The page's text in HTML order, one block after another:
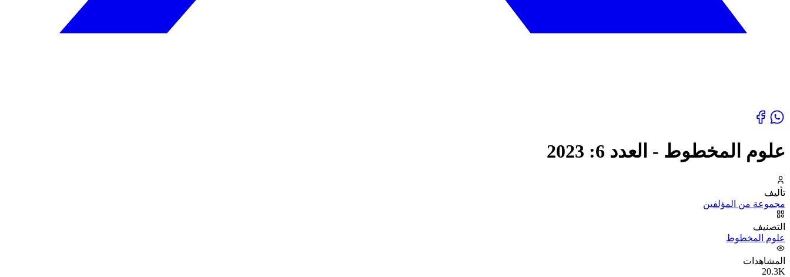
علوم المخطوط - العدد 6: 2023
تأليف
مجموعة من المؤلفين
التصنيف
علوم المخطوط
المشاهدات
20.3K